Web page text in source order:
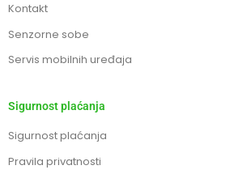
Kontakt
Senzorne sobe
Servis mobilnih uređaja
Sigurnost plaćanja
Sigurnost plaćanja
Pravila privatnosti